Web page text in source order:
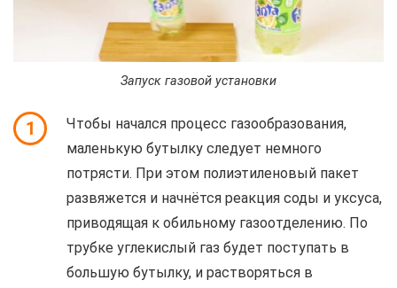
Запуск газовой установки
1
Чтобы начался процесс газообразования,
маленькую бутылку следует немного
потрясти. При этом полиэтиленовый пакет
развяжется и начнётся реакция соды и уксуса,
приводящая к обильному газоотделению. По
трубке углекислый газ будет поступать в
большую бутылку, и растворяться в